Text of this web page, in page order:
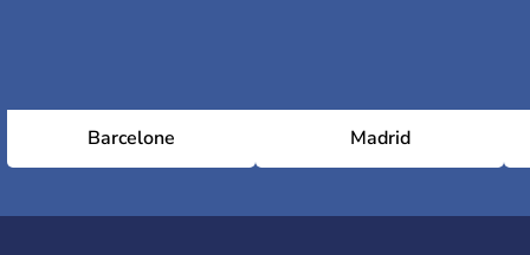
Barcelone Madrid